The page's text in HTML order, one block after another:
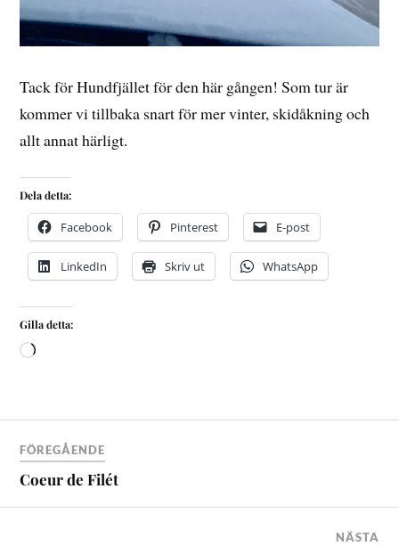
Tack för Hundfjället för den här gången! Som tur är
kommer vi tillbaka snart för mer vinter, skidåkning och
allt annat härligt.
Dela detta:
Facebook Pinterest E-post
LinkedIn Skriv ut WhatsApp
Gilla detta:
FÖREGÅENDE
Coeur de Filét
NÄSTA